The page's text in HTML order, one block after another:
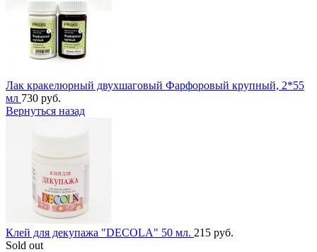
Лак кракелюрный двухшаговый Фарфоровый крупный, 2*55
мл 730 руб.
Вернуться назад
Клей для декупажа "DECOLA" 50 мл. 215 руб.
Sold out